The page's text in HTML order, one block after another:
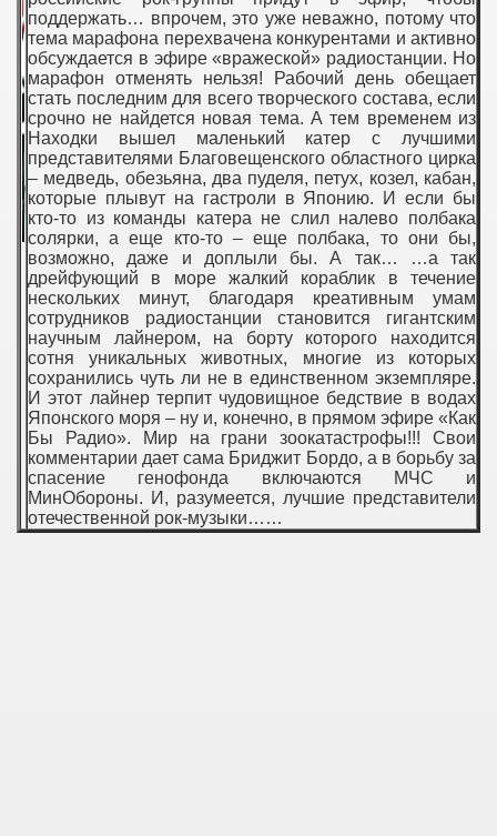
поддержать… впрочем, это уже неважно, потому что
тема марафона перехвачена конкурентами и активно
обсуждается в эфире «вражеской» радиостанции. Но
марафон отменять нельзя! Рабочий день обещает
стать последним для всего творческого состава, если
срочно не найдется новая тема. А тем временем из
Находки вышел маленький катер с лучшими
представителями Благовещенского областного цирка
– медведь, обезьяна, два пуделя, петух, козел, кабан,
которые плывут на гастроли в Японию. И если бы
кто-то из команды катера не слил налево полбака
солярки, а еще кто-то – еще полбака, то они бы,
возможно, даже и доплыли бы. А так… …а так
дрейфующий в море жалкий кораблик в течение
нескольких минут, благодаря креативным умам
сотрудников радиостанции становится гигантским
научным лайнером, на борту которого находится
сотня уникальных животных, многие из которых
сохранились чуть ли не в единственном экземпляре.
И этот лайнер терпит чудовищное бедствие в водах
Японского моря – ну и, конечно, в прямом эфире «Как
Бы Радио». Мир на грани зоокатастрофы!!! Свои
комментарии дает сама Бриджит Бордо, а в борьбу за
спасение генофонда включаются МЧС и
МинОбороны. И, разумеется, лучшие представители
отечественной рок-музыки……